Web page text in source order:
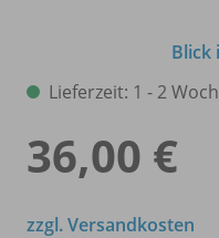
Blick
Lieferzeit: 1 - 2
36,00 €
zzgl. Versandkosten